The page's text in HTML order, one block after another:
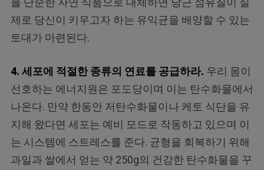
제로 당신이 키우고자 하는 유익균을 배양할 수 있는
토대가 마련된다.
4. 세포에 적절한 종류의 연료를 공급하라. 우리 몸이
선호하는 에너지원은 포도당이며 이는 탄수화물에서
나온다. 만약 한동안 저탄수화물이나 케토 식단을 유
지해 왔다면 세포는 예비 모드로 작동하고 있으며 이
는 시스템에 스트레스를 준다. 균형을 회복하기 위해
과일과 쌀에서 얻는 약 250g의 건강한 탄수화물을 꾸